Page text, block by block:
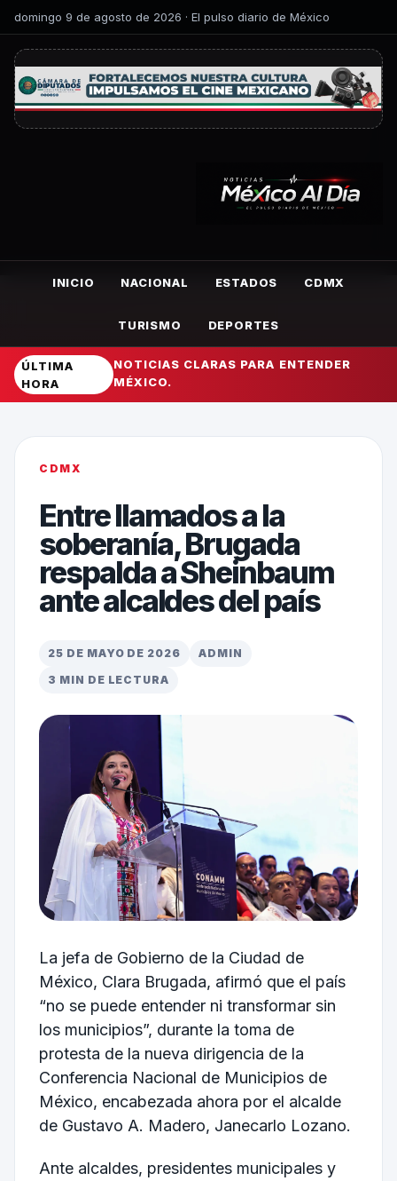
domingo 9 de agosto de 2026 · El pulso diario de México
INICIO NACIONAL ESTADOS CDMX
TURISMO DEPORTES
ÚLTIMA
HORA
NOTICIAS CLARAS PARA ENTENDER
MÉXICO.
CDMX
Entre llamados a la
soberanía, Brugada
respalda a Sheinbaum
ante alcaldes del país
25 DE MAYO DE 2026
ADMIN
3 MIN DE LECTURA
La jefa de Gobierno de la Ciudad de
México, Clara Brugada, afirmó que el país
“no se puede entender ni transformar sin
los municipios”, durante la toma de
protesta de la nueva dirigencia de la
Conferencia Nacional de Municipios de
México, encabezada ahora por el alcalde
de Gustavo A. Madero, Janecarlo Lozano.
Ante alcaldes, presidentes municipales y